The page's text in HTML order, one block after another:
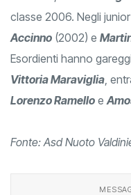
classe 2006. Negli
Accinno (2002) e
Esordienti hanno
Vittoria Maraviglia ,
Lorenzo Ramello e
Fonte: Asd Nuoto